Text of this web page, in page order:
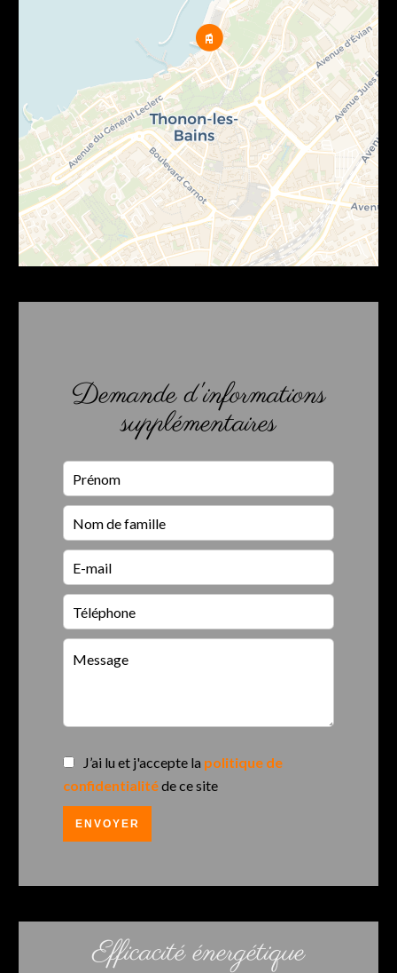
Demande d'informations
supplémentaires
J’ai lu et j'accepte la politique de
confidentialitéde ce site
ENVOYER
Efficacité énergétique